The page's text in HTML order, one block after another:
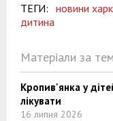
ТЕГИ: новини
дитина
Матеріали за
Кропив'янка у
лікувати
16 липня 2026